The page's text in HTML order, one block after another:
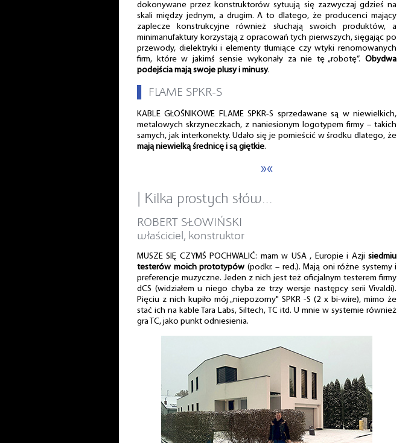
dokonywane przez konstruktorów sytuują się zazwyczaj gdzieś na
skali między jednym, a drugim. A to dlatego, że producenci mający
zaplecze konstrukcyjne również słuchają swoich produktów, a
minimanufaktury korzystają z opracowań tych pierwszych, sięgając po
przewody, dielektryki i elementy tłumiące czy wtyki renomowanych
firm, które w jakimś sensie wykonały za nie tę „robotę”. Obydwa
podejścia mają swoje plusy i minusy.
FLAME SPKR-S
KABLE GŁOŚNIKOWE FLAME SPKR-S sprzedawane są w niewielkich,
metalowych skrzyneczkach, z naniesionym logotypem firmy – takich
samych, jak interkonekty. Udało się je pomieścić w środku dlatego, że
mają niewielką średnicę i są giętkie.
»«
| Kilka prostych słów…
ROBERT SŁOWIŃSKI
właściciel, konstruktor
MUSZE SIĘ CZYMŚ POCHWALIĆ: mam w USA , Europie i Azji siedmiu
testerów moich prototypów(podkr. – red.). Mają oni różne systemy i
preferencje muzyczne. Jeden z nich jest też oficjalnym testerem firmy
dCS (widziałem u niego chyba ze trzy wersje następcy serii Vivaldi).
Pięciu z nich kupiło mój „niepozorny" SPKR -S (2 x bi-wire), mimo że
stać ich na kable Tara Labs, Siltech, TC itd. U mnie w systemie również
gra TC, jako punkt odniesienia.